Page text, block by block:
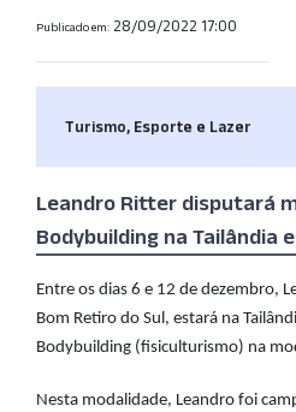
Publicado em: 28/09/2022 17:00
Turismo, Esporte e Lazer
Leandro Ritter disputará
Bodybuilding na Tailândia
Entre os dias 6 e 12 de dezembro,
Bom Retiro do Sul, estará na
Bodybuilding (fisiculturismo) na
Nesta modalidade, Leandro foi